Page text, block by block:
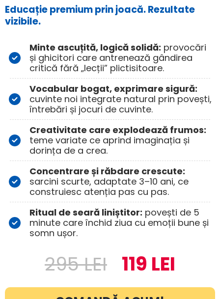
Educație premium prin joacă. Rezultate
vizibile.
Minte ascuțită, logică solidă: provocări
și ghicitori care antrenează gândirea
critică fără „lecții” plictisitoare.
Vocabular bogat, exprimare sigură:
cuvinte noi integrate natural prin povești,
întrebări și jocuri de cuvinte.
Creativitate care explodează frumos:
teme variate ce aprind imaginația și
dorința de a crea.
Concentrare și răbdare crescute:
sarcini scurte, adaptate 3–10 ani, ce
construiesc atenția pas cu pas.
Ritual de seară liniștitor: povești de 5
minute care închid ziua cu emoții bune și
somn ușor.
295 LEI 119 LEI